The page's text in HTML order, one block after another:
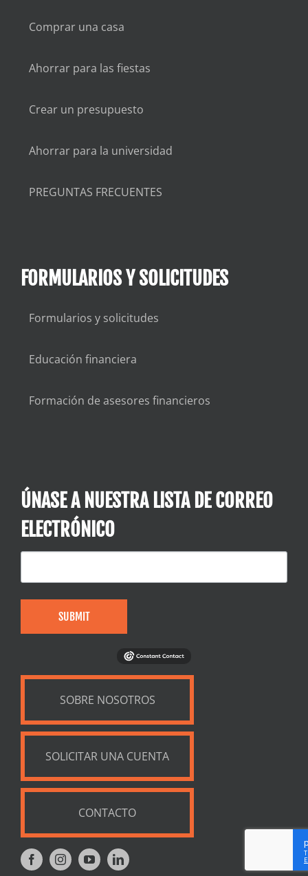
Comprar una casa
Ahorrar para las fiestas
Crear un presupuesto
Ahorrar para la universidad
PREGUNTAS FRECUENTES
FORMULARIOS Y SOLICITUDES
Formularios y solicitudes
Educación financiera
Formación de asesores financieros
ÚNASE A NUESTRA LISTA DE CORREO
ELECTRÓNICO
SUBMIT
SOBRE NOSOTROS
SOLICITAR UNA CUENTA
CONTACTO